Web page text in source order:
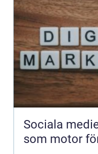
Sociala
som motor